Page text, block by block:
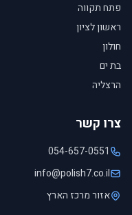
פתח תקווה
ראשון לציון
חולון
בת ים
הרצליה
צרו קשר
054-657-0551
info@polish7.co.il
אזור מרכז הארץ